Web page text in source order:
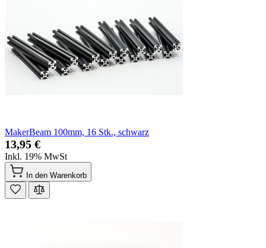
MakerBeam 100mm, 16 Stk., schwarz
13,95 €
Inkl. 19% MwSt
In den Warenkorb